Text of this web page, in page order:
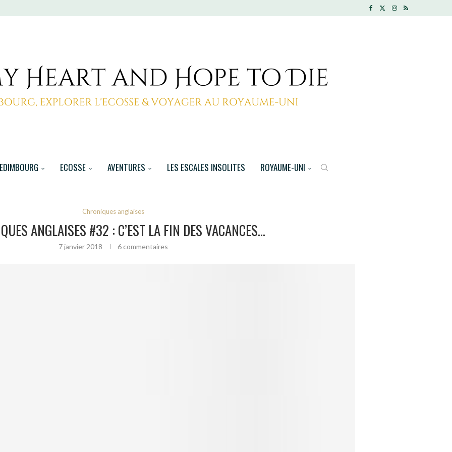
EDIMBOURG ECOSSE AVENTURES LES ESCALES INSOLITES ROYAUME-UNI
Chroniques anglaises
ANGLAISES #32 : C’EST LA FIN DES VACANCES…
7 janvier 2018 6 commentaires